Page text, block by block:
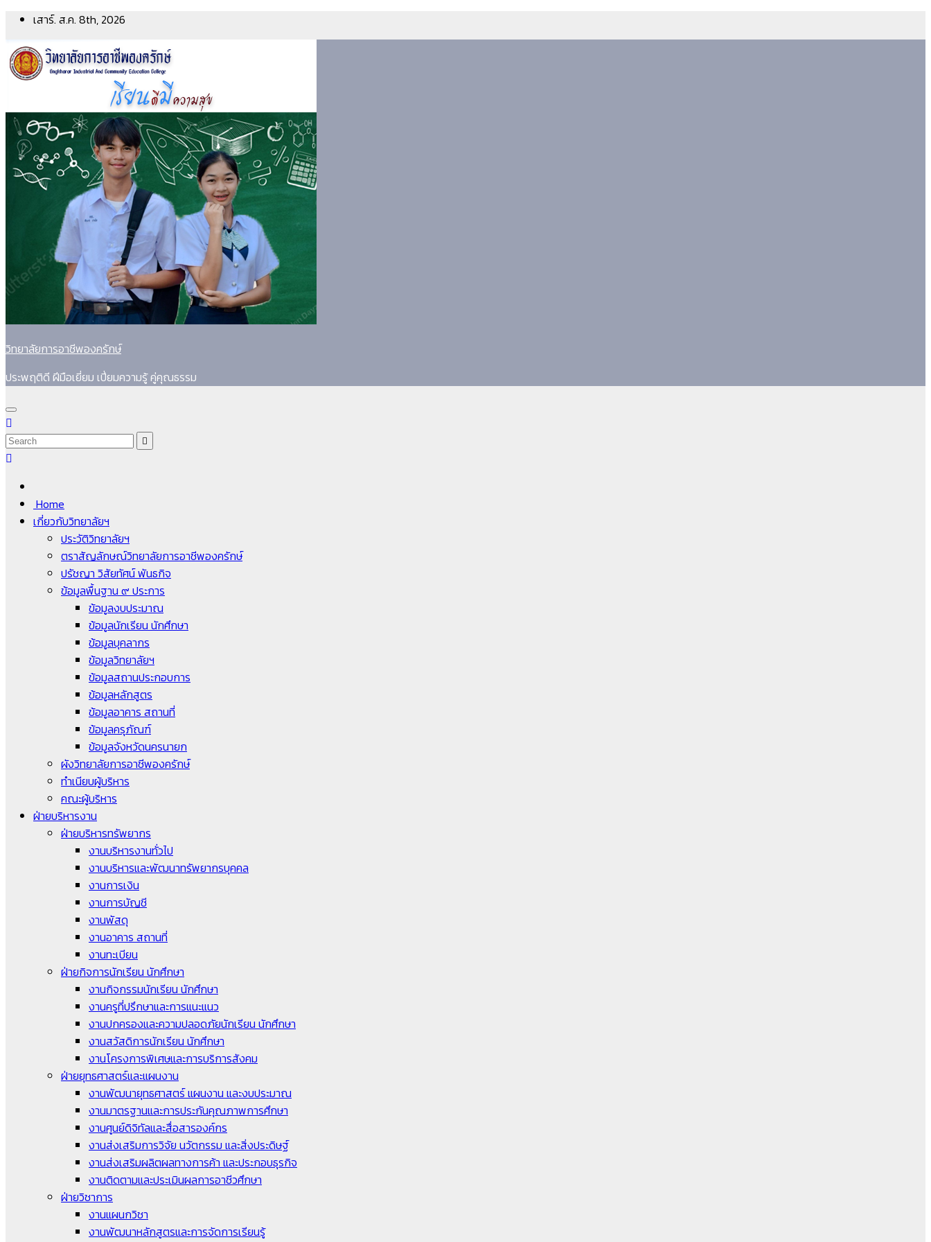
Skip
content
เสาร์. ส.ค. 8th, 2026
วิทยาลัยการอาชีพองครักษ์
ประพฤติดี ฝีมือเยี่ยม เปี่ยมความรู้ คู่คุณธรรม
Home
เกี่ยวกับวิทยาลัยฯ
ประวัติวิทยาลัยฯ
ตราสัญลักษณ์วิทยาลัยการอาชีพองครักษ์
ปรัชญา วิสัยทัศน์ พันธกิจ
ข้อมูลพื้นฐาน ๙ ประการ
ข้อมูลงบประมาณ
ข้อมูลนักเรียน นักศึกษา
ข้อมูลบุคลากร
ข้อมูลวิทยาลัยฯ
ข้อมูลสถานประกอบการ
ข้อมูลหลักสูตร
ข้อมูลอาคาร สถานที่
ข้อมูลครุภัณฑ์
ข้อมูลจังหวัดนครนายก
ผังวิทยาลัยการอาชีพองครักษ์
ทำเนียบผู้บริหาร
คณะผู้บริหาร
ฝ่ายบริหารงาน
ฝ่ายบริหารทรัพยากร
งานบริหารงานทั่วไป
งานบริหารและพัฒนาทรัพยากรบุคคล
งานการเงิน
งานการบัญชี
งานพัสดุ
งานอาคาร สถานที่
งานทะเบียน
ฝ่ายกิจการนักเรียน นักศึกษา
งานกิจกรรมนักเรียน นักศึกษา
งานครูที่ปรึกษาและการแนะแนว
งานปกครองและความปลอดภัยนักเรียน นักศึกษา
งานสวัสดิการนักเรียน นักศึกษา
งานโครงการพิเศษและการบริการสังคม
ฝ่ายยุทธศาสตร์และแผนงาน
งานพัฒนายุทธศาสตร์ แผนงาน และงบประมาณ
งานมาตรฐานและการประกันคุณภาพการศึกษา
งานศูนย์ดิจิทัลและสื่อสารองค์กร
งานส่งเสริมการวิจัย นวัตกรรม และสิ่งประดิษฐ์
งานส่งเสริมผลิตผลทางการค้า และประกอบธุรกิจ
งานติดตามและประเมินผลการอาชีวศึกษา
ฝ่ายวิชาการ
งานแผนกวิชา
งานพัฒนาหลักสูตรและการจัดการเรียนรู้